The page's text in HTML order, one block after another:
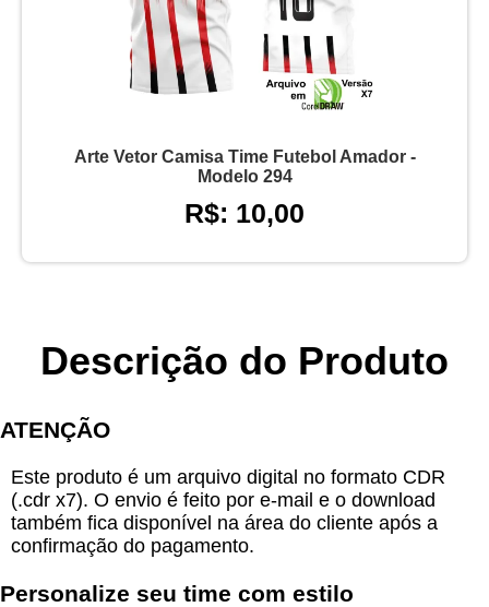
Arte Vetor Camisa Time Futebol Amador -
Modelo 294
R$: 10,00
Descrição do Produto
ATENÇÃO
Este produto é um arquivo digital no formato CDR
(.cdr x7). O envio é feito por e-mail e o download
também fica disponível na área do cliente após a
confirmação do pagamento.
Personalize seu time com estilo